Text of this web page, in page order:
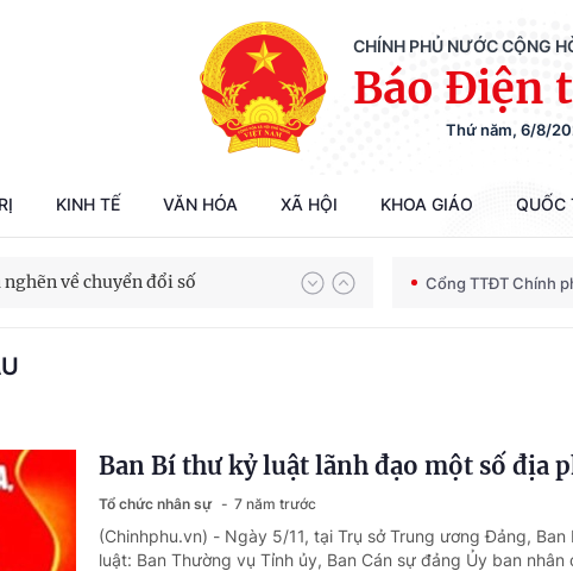
CHÍNH PHỦ NƯỚC CỘNG
Báo Điện
Thứ năm, 6/8/
KINH TẾ VĂN HÓA XÃ HỘI KHOA GIÁO QUỐC
Chiến dịch 500 ngày đêm tìm kiếm, quy tập và xác định danh tính hài cốt liệt sĩ
về chuyển đổi số
- Trụ cột chiến lược, lâu dài
Chiến dịch 500 ngày đêm tìm kiếm, quy tập và xác định danh tính hài cốt liệt sĩ
Cổng TTĐT Chính
Ban Bí thư kỷ luật lãnh đạo một số địa
Tổ chức nhân sự 7 năm trước
(Chinhphu.vn) - Ngày 5/11, tại Trụ sở Trung ương Đảng,
luật: Ban Thường vụ Tỉnh ủy, Ban Cán sự đảng Ủy ban